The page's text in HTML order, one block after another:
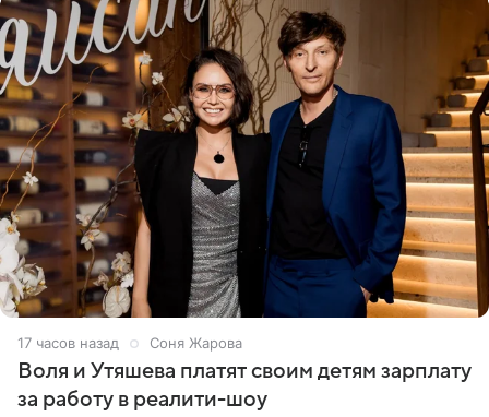
17 часов назад Соня Жарова
Воля и Утяшева платят своим детям зарплату
за работу в реалити-шоу